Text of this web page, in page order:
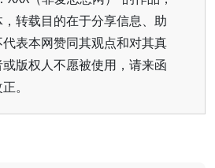
转载目的在于分享信息、助
表本网赞同其观点和对其真
版权人不愿被使用，请来函
。